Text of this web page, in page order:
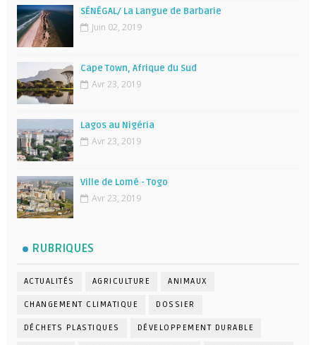
SÉNÉGAL/ La Langue de Barbarie
Juin 02, 2019
Cape Town, Afrique du Sud
Avr 23, 2019
Lagos au Nigéria
Avr 23, 2019
Ville de Lomé - Togo
Avr 23, 2019
RUBRIQUES
ACTUALITÉS AGRICULTURE ANIMAUX
CHANGEMENT CLIMATIQUE DOSSIER
DÉCHETS PLASTIQUES DÉVELOPPEMENT DURABLE